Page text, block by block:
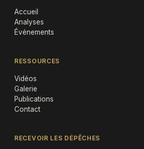
Accueil
Analyses
Événements
RESSOURCES
Vidéos
Galerie
Publications
Contact
RECEVOIR LES DÉPÊCHES